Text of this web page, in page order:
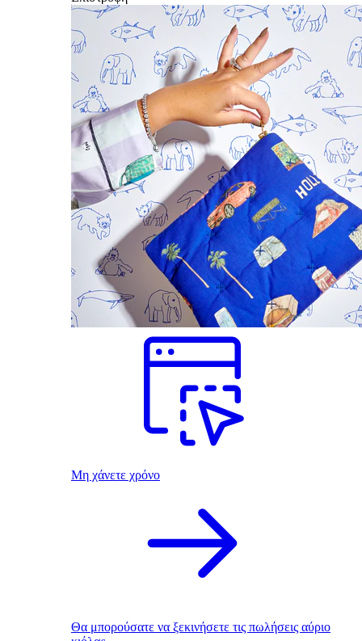
Μη χάνετε χρόνο
Θα μπορούσατε να ξεκινήσετε τις πωλήσεις αύριο